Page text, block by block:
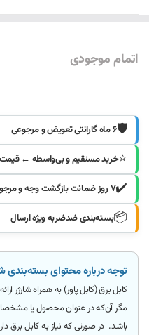
اتمام موجودی
موجود شد 🛡️۶ ماه گارانتی تعویض و مرجوعی
⭐خرید مستقیم و بی‌واسطه ←
✔️۷ روز ضمانت بازگشت وجه و مرجوعی + ضمانت ترب
📦بسته‌بندی ضدضربه ویژه ارسال
توجه درباره محتوای بسته‌بندی
کابل برق (کابل پاور)به همراه شارژر ارائه
مگر آن‌کهدر عنوان محصول یا
باشد. در صورتی که نیاز به کابل برق